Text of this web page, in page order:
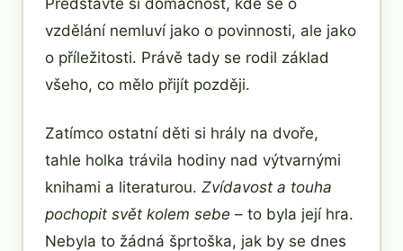
Představte si domácnost, kde se o
vzdělání nemluví jako o povinnosti, ale jako
o příležitosti. Právě tady se rodil základ
všeho, co mělo přijít později.
Zatímco ostatní děti si hrály na dvoře,
tahle holka trávila hodiny nad výtvarnými
knihami a literaturou. Zvídavost a touha
pochopit svět kolem sebe – to byla její hra.
Nebyla to žádná šprtoška, jak by se dnes